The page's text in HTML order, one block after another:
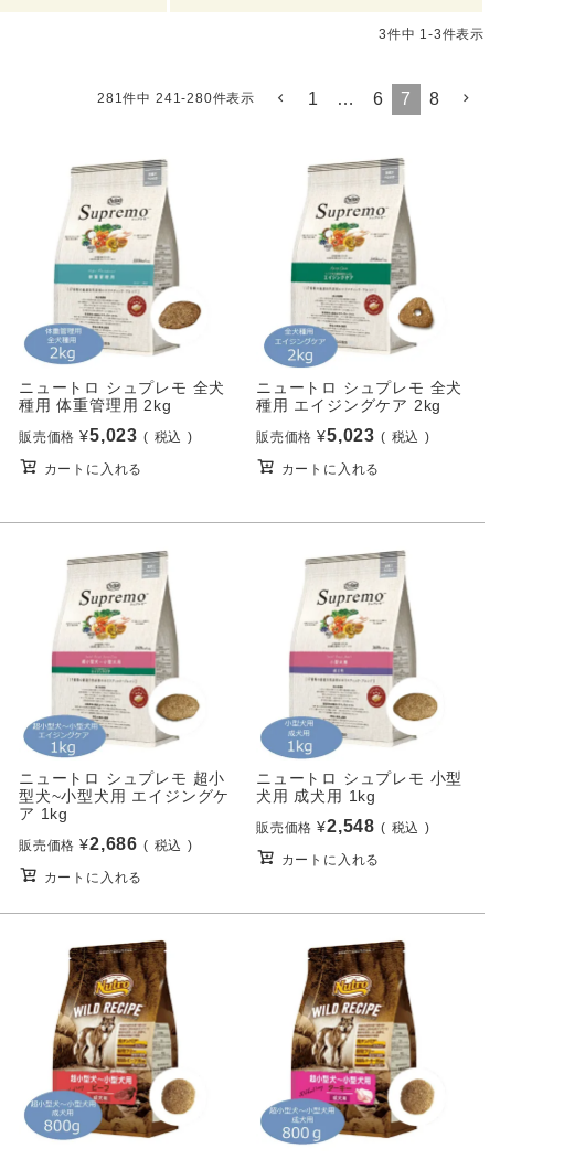
3件中 1-3件表示
281件中 241-280件表示 1 … 6 7 8
ニュートロ シュプレモ 全犬
種用 体重管理用 2kg
販売価格 ¥5,023 税込
カートに入れる
ニュートロ シュプレモ 全犬
種用 エイジングケア 2kg
販売価格 ¥5,023 税込
カートに入れる
ニュートロ シュプレモ 超小
型犬~小型犬用 エイジングケ
ア 1kg
販売価格 ¥2,686 税込
カートに入れる
ニュートロ シュプレモ 小型
犬用 成犬用 1kg
販売価格 ¥2,548 税込
カートに入れる